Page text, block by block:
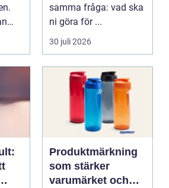
samma fråga: vad ska
ni göra för ...
30 juli 2026
Produktmärkning
som stärker
varumärket och